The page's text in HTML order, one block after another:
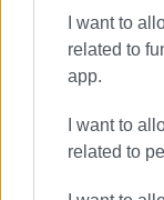
I want to
related to
app.
I want to
related to